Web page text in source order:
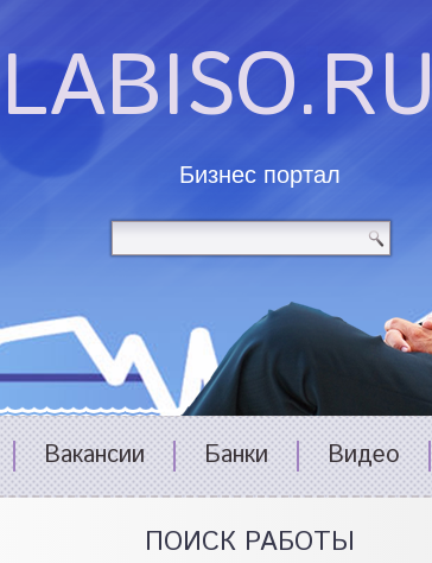
LABISO.RU
Бизнес портал
Вакансии Банки Видео
ПОИСК РАБОТЫ